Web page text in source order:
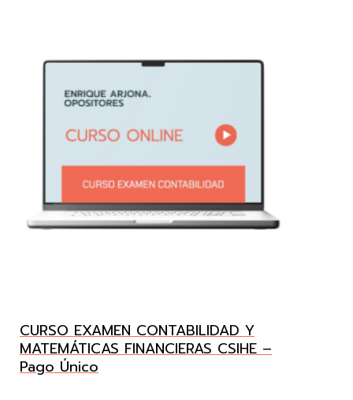
CURSO EXAMEN CONTABILIDAD Y
MATEMÁTICAS FINANCIERAS CSIHE –
Pago Único